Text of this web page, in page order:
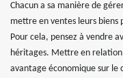
Chacun a sa manière de
mettre en ventes leurs
Pour cela, pensez à vendre
héritages. Mettre en
avantage économique sur le